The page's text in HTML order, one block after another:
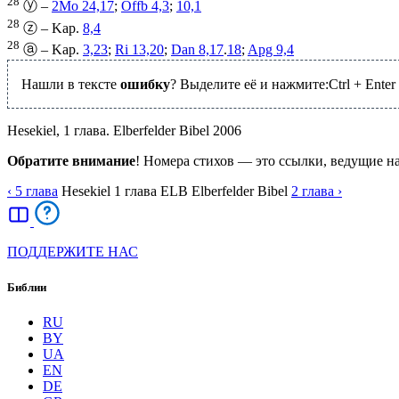
ⓨ – 2Mo 24,17; Offb 4,3; 10,1
28 ⓩ – Kap. 8,4
28 ⓐ – Kap. 3,23; Ri 13,20; Dan 8,17.18; Apg 9,4
Нашли в тексте ошибку? Выделите её и нажмите:Ctrl + Enter
Hesekiel, 1 глава. Elberfelder Bibel 2006
Обратите внимание! Номера стихов — это ссылки, ведущие
‹ 5 глава Hesekiel 1 глава ELB Elberfelder Bibel 2 глава ›
ПОДДЕРЖИТЕ НАС
Библии
RU
BY
UA
EN
DE